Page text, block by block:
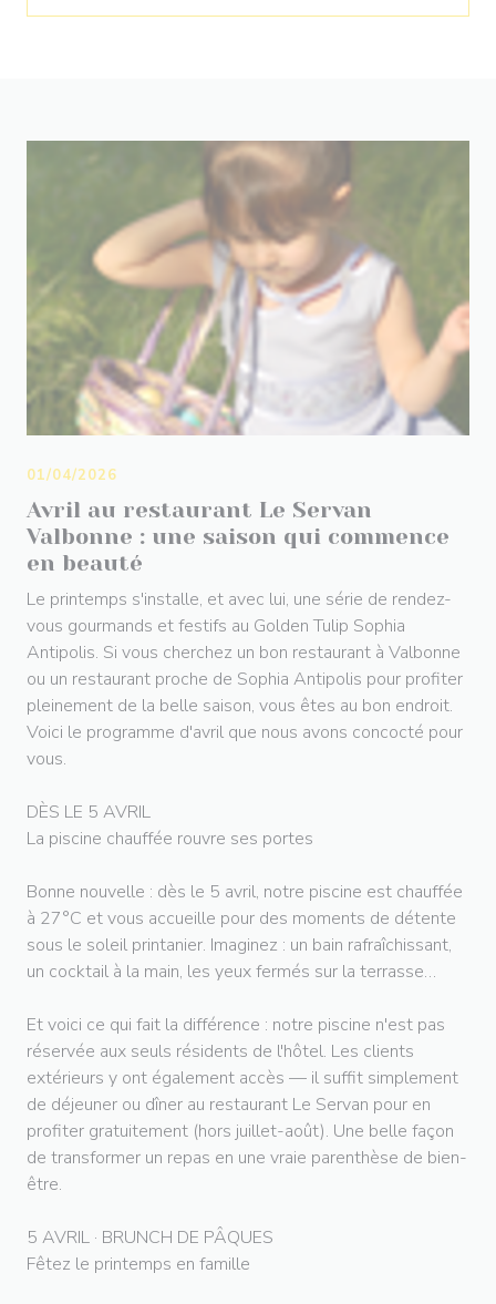
Avril au restaurant Le Servan
Valbonne : une saison qui commence
en beauté
01/04/2026
Le printemps s'installe, et avec lui, une série de rendez-
vous gourmands et festifs au Golden Tulip Sophia
Antipolis. Si vous cherchez un bon restaurant à Valbonne
ou un restaurant proche de Sophia Antipolis pour profiter
pleinement de la belle saison, vous êtes au bon endroit.
Voici le programme d'avril que nous avons concocté pour
vous.
DÈS LE 5 AVRIL
La piscine chauffée rouvre ses portes
Bonne nouvelle : dès le 5 avril, notre piscine est chauffée
à 27°C et vous accueille pour des moments de détente
sous le soleil printanier. Imaginez : un bain rafraîchissant,
un cocktail à la main, les yeux fermés sur la terrasse…
Et voici ce qui fait la différence : notre piscine n'est pas
réservée aux seuls résidents de l'hôtel. Les clients
extérieurs y ont également accès — il suffit simplement
de déjeuner ou dîner au restaurant Le Servan pour en
profiter gratuitement (hors juillet-août). Une belle façon
de transformer un repas en une vraie parenthèse de bien-
être.
5 AVRIL · BRUNCH DE PÂQUES
Fêtez le printemps en famille